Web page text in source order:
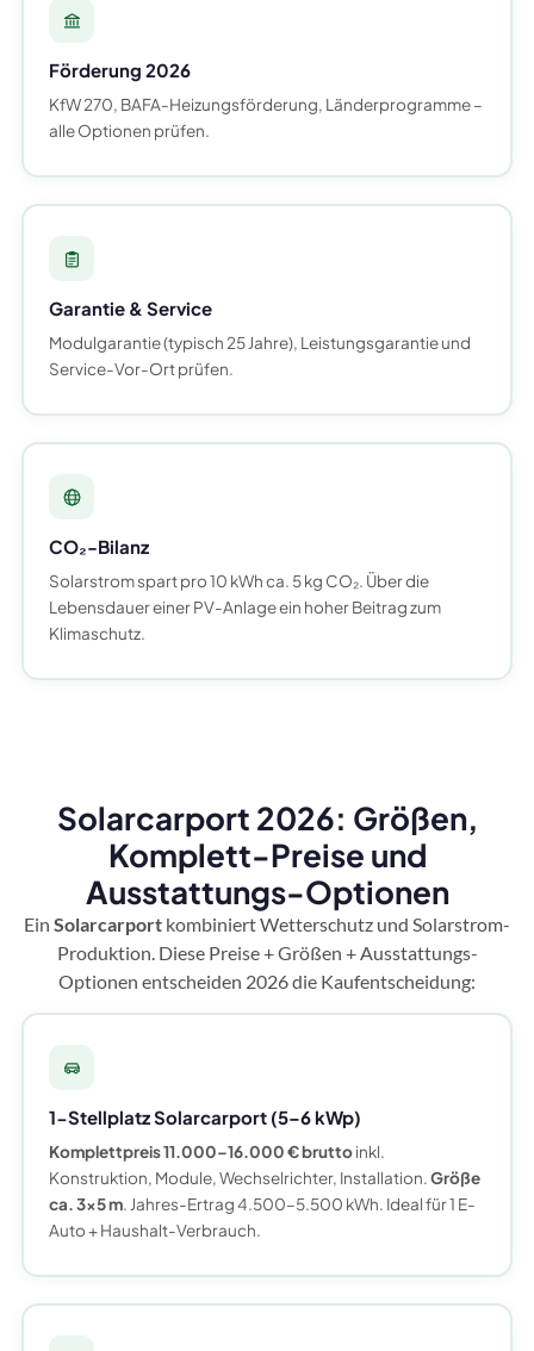
Förderung 2026
KfW 270, BAFA-Heizungsförderung, Länderprogramme –
alle Optionen prüfen.
Garantie & Service
Modulgarantie (typisch 25 Jahre), Leistungsgarantie und
Service-Vor-Ort prüfen.
CO₂-Bilanz
Solarstrom spart pro 10 kWh ca. 5 kg CO₂. Über die
Lebensdauer einer PV-Anlage ein hoher Beitrag zum
Klimaschutz.
Solarcarport 2026: Größen,
Komplett-Preise und
Ausstattungs-Optionen
Ein Solarcarport kombiniert Wetterschutz und Solarstrom-
Produktion. Diese Preise + Größen + Ausstattungs-
Optionen entscheiden 2026 die Kaufentscheidung:
1-Stellplatz Solarcarport (5–6 kWp)
Komplettpreis 11.000–16.000 € bruttoinkl.
Konstruktion, Module, Wechselrichter, Installation.Größe
ca. 3×5 m. Jahres-Ertrag 4.500–5.500 kWh. Ideal für 1 E-
Auto + Haushalt-Verbrauch.